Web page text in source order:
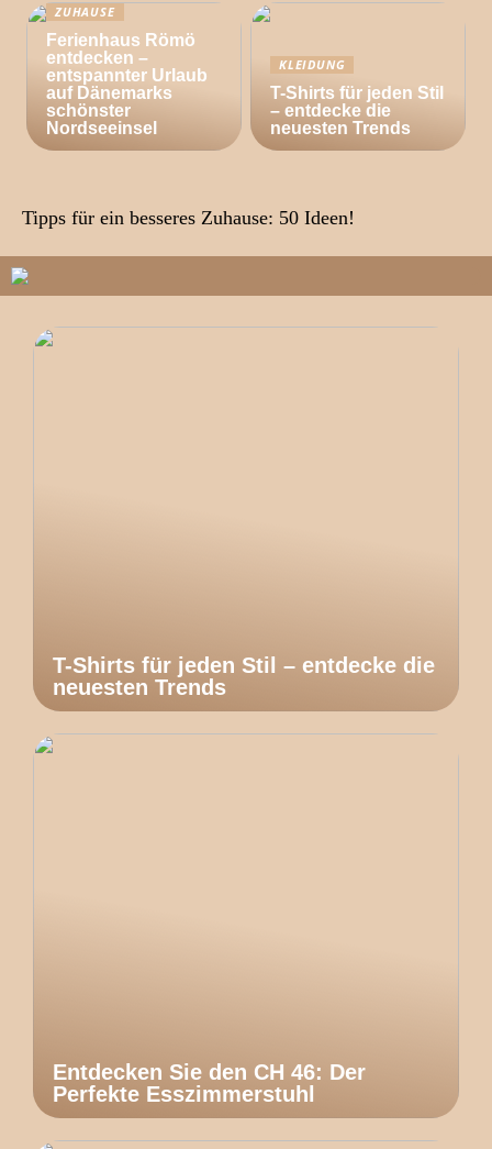
ZUHAUSE
Ferienhaus Römö
entdecken –
entspannter Urlaub
auf Dänemarks
schönster
Nordseeinsel
KLEIDUNG
T-Shirts für jeden Stil
– entdecke die
neuesten Trends
Tipps für ein besseres Zuhause: 50 Ideen!
T-Shirts für jeden Stil – entdecke die
neuesten Trends
Entdecken Sie den CH 46: Der
Perfekte Esszimmerstuhl